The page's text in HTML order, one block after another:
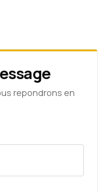
repondrons en